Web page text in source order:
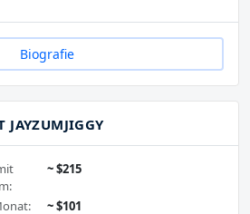
Biografie
JAYZUMJIGGY
~ $215
~ $101